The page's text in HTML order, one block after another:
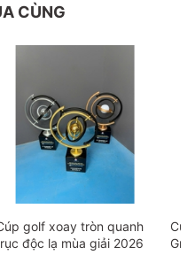
CÙNG
golf xoay tròn quanh
độc lạ mùa giải 2026